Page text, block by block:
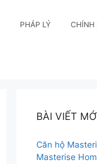
PHÁP LÝ CHÍNH
BÀI VIẾT
Căn hộ
Masterise